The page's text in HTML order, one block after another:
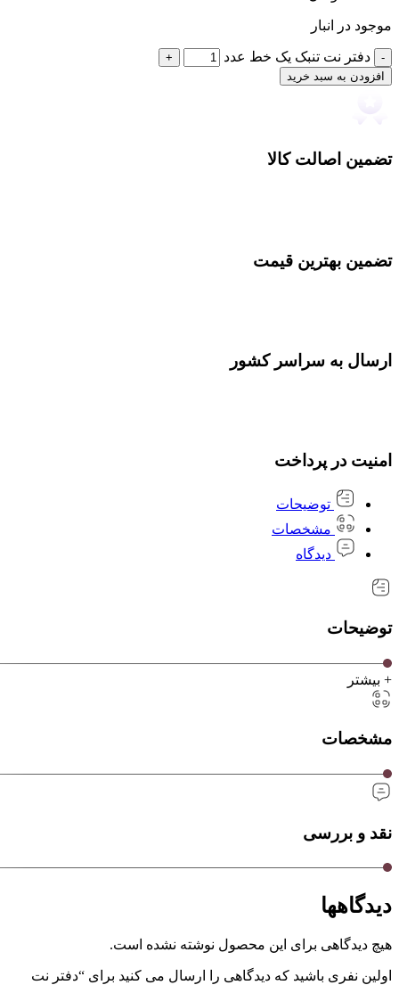
موجود در انبار
دفتر نت تنبک یک خط عدد
افزودن به سبد خرید
تضمین اصالت کالا
تضمین بهترین قیمت
ارسال به سراسر کشور
امنیت در پرداخت
توضیحات
مشخصات
دیدگاه
توضیحات
+ بیشتر
مشخصات
نقد و بررسی
دیدگاهها
هیچ دیدگاهی برای این محصول نوشته نشده است.
اولین نفری باشید که دیدگاهی را ارسال می کنید برای “دفتر نت